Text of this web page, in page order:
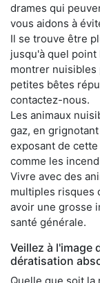
drames qui
vous aidons à
Il se trouve être
jusqu'à quel
montrer nuisibles
petites bêtes
contactez-nous.
Les animaux
gaz, en
exposant de
comme les
Vivre avec des
multiples risques
avoir une grosse
santé générale.
Veillez à l'image
dératisation